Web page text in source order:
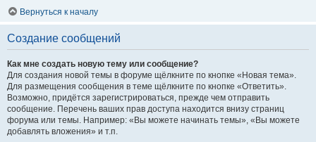
Вернуться к началу
Создание сообщений
Как мне создать новую тему или сообщение?
Для создания новой темы в форуме щёлкните по кнопке «Новая тема».
Для размещения сообщения в теме щёлкните по кнопке «Ответить».
Возможно, придётся зарегистрироваться, прежде чем отправить
сообщение. Перечень ваших прав доступа находится внизу страниц
форума или темы. Например: «Вы можете начинать темы», «Вы можете
добавлять вложения» и т.п.